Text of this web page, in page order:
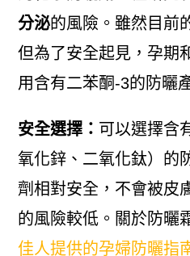
分泌的風險。雖然目前
但為了安全起見，孕期
用含有二苯酮-3的防曬
安全選擇： 可以選擇含
氧化鋅、二氧化鈦）的
劑相對安全，不會被皮
的風險較低。關於防曬
佳人提供的孕婦防曬指